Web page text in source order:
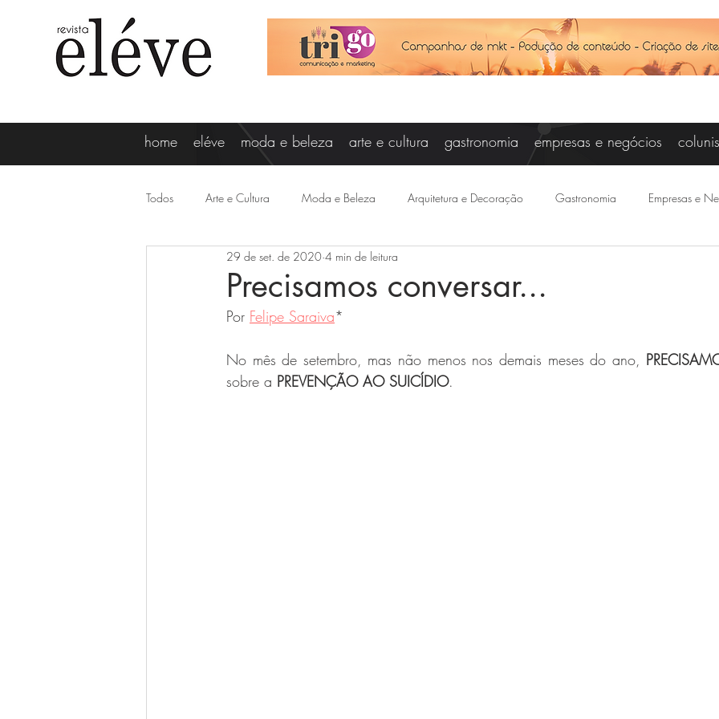
home eléve moda e beleza arte e cultura gastronomia empresas e negócios
Todos Arte e Cultura Moda e Beleza Arquitetura e Decoração Gastronomia Empresas e
Vagner Oliveira Lizi Ricco Vanessa Campos
Gabi Minussi
Luigi Bitencourt Miréia Borges Saúde e Estética
Precisamos conversar...
29 de set. de 2020 4 min de leitura
Por Felipe Saraiva*
No mês de setembro, mas não menos nos demais meses do ano,
sobre a PREVENÇÃO AO SUICÍDIO.